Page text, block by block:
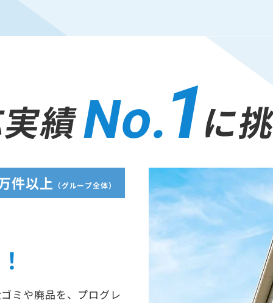
績No.1に
件以上 （グループ全体）
ミや廃品を、プログレ